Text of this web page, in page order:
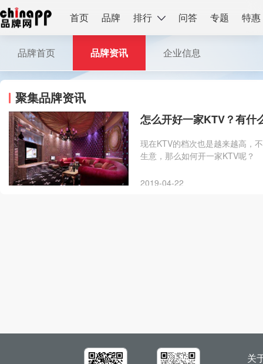
首页 品牌 排行 问答 专题 特惠
品牌首页 品牌资讯 企业信息
聚集品牌资讯
怎么开好一家KTV？有什
现在KTV的档次也是越来越高，
生意，那么如何开一家KTV呢？
2019-04-22
关